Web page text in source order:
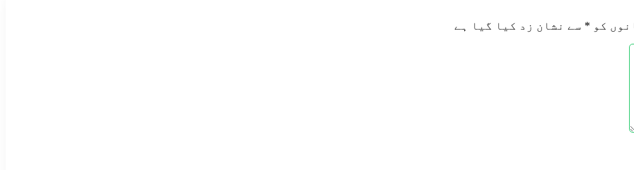
کو * سے نشان زد کیا گیا ہے